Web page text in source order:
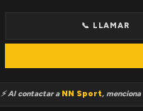
📞 LLAMAR
⚡ Al contactar a NN Sport, menciona